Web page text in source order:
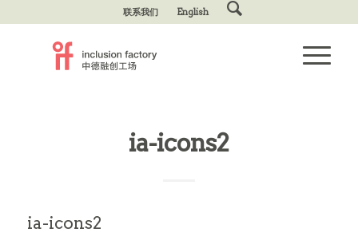
联系我们 English
ia-icons2
ia-icons2